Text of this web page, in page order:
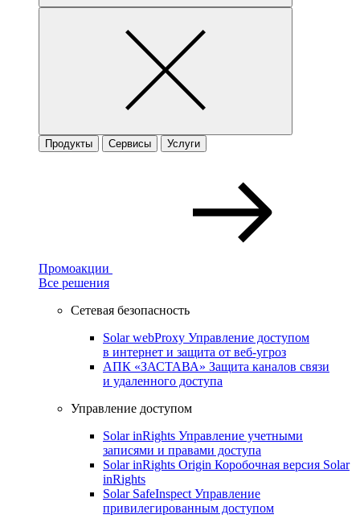
Продукты Сервисы Услуги
Промоакции
Все решения
Сетевая безопасность
Solar webProxy Управление доступом
в интернет и защита от веб-угроз
АПК «ЗАСТАВА» Защита каналов связи
и удаленного доступа
Управление доступом
Solar inRights Управление учетными
записями и правами доступа
Solar inRights Origin Коробочная версия Solar
inRights
Solar SafeInspect Управление
привилегированным доступом